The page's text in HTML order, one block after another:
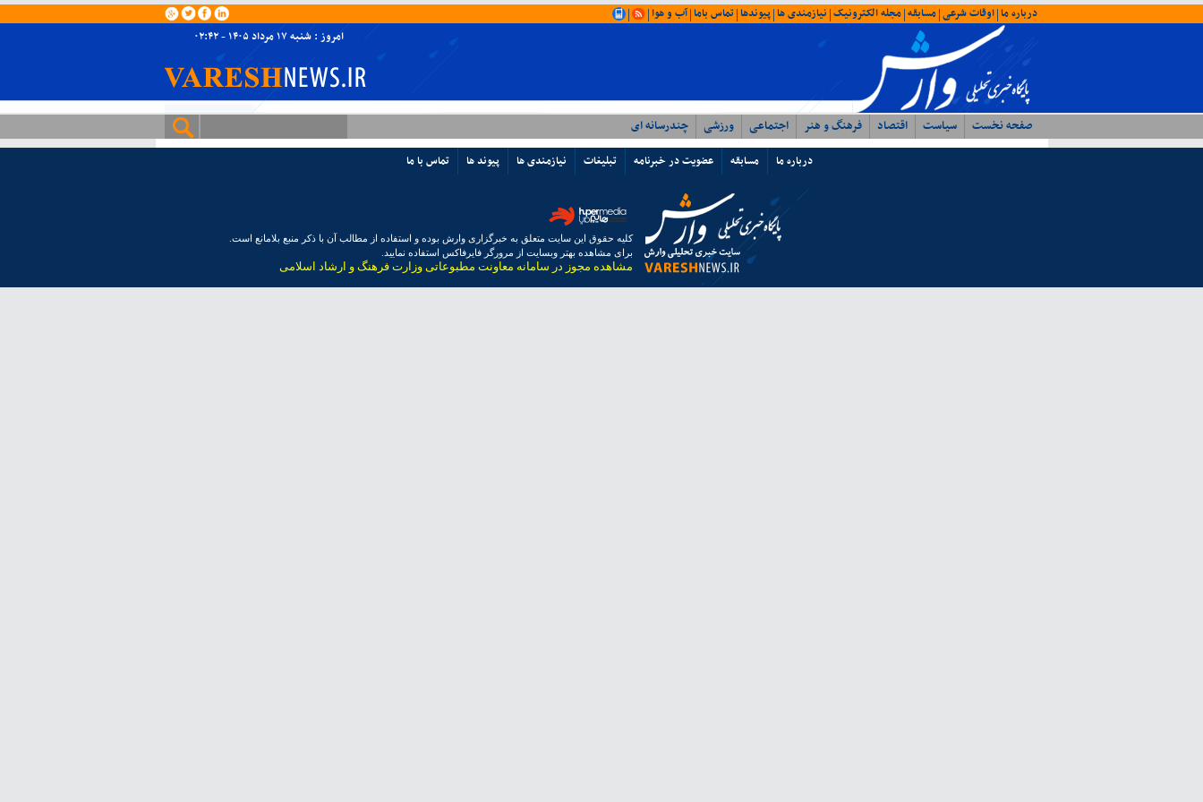
درباره ما| اوقات شرعی| مسابقه| مجله الکترونیک| نیازمندی ها| پیوندها| تماس باما| آب و هوا|
|
امروز : شنبه ۱۷ مرداد ۱۴۰۵ - ۰۲:۴۲
صفحه نخست سیاست اقتصاد فرهنگ و هنر اجتماعی ورزشی چندرسانه ای
درباره ما مسابقه عضویت در خبرنامه تبلیغات نیازمندی ها پیوند ها تماس با ما
کلیه حقوق این سایت متعلق به خبرگزاری وارش بوده و استفاده از مطالب آن با ذکر منبع بلامانع است.
برای مشاهده بهتر وبسایت از مرورگر فایرفاکس استفاده نمایید.
مشاهده مجوز در سامانه معاونت مطبوعاتی وزارت فرهنگ و ارشاد اسلامی